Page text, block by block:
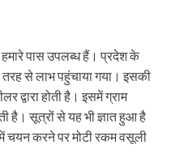
हमारे पास उपलब्ध हैं। प्रदेश के
से लाभ पहुंचाया गया। इसकी
द्वारा होती है। इसमें ग्राम
है। सूत्रों से यह भी ज्ञात हुआ है
चयन करने पर मोटी रकम वसूली